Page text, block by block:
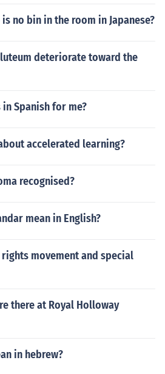
no bin in the room in Japanese?
deteriorate toward the
Spanish for me?
accelerated learning?
recognised?
mean in English?
movement and special
there at Royal Holloway
in hebrew?